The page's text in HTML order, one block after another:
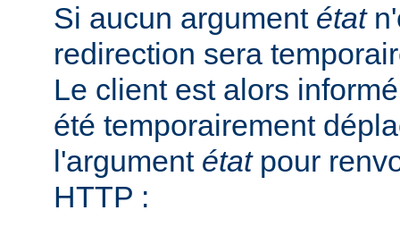
Si aucun argument état
redirection sera
Le client est alors
été temporairement
l'argument étatpour
HTTP :